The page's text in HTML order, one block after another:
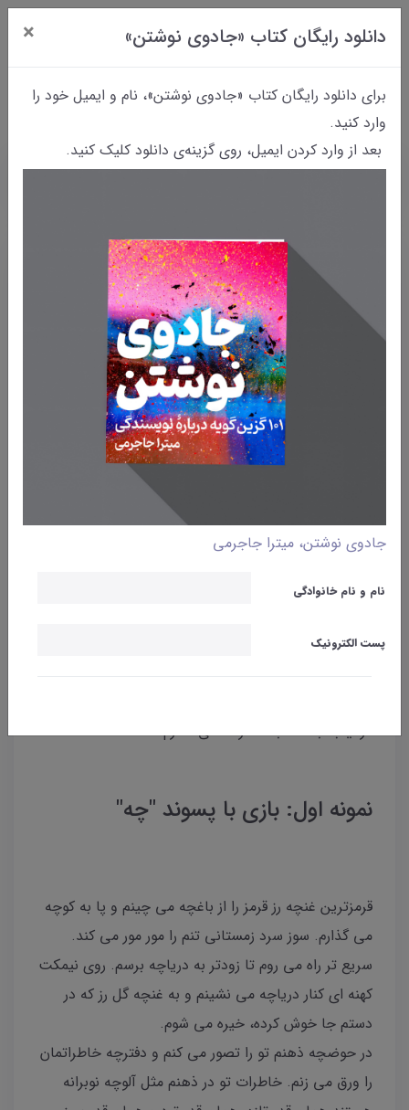
دانلود رایگان کتاب «جادوی نوشتن» ×
برای دانلود رایگان کتاب «جادوی نوشتن»، نام و ایمیل خود را
وارد کنید.
بعد از وارد کردن ایمیل، روی گزینه‌ی دانلود کلیک کنید.
جادوی نوشتن، میترا جاجرمی
نام و نام خانوادگی
پست الکترونیک
تمرین پسوندبازی
ختم می شوند استفاده می کنیم‌ و سعی می کنیم متن
در اینجا با شما به اشتراک می گذارم.
نمونه اول: بازی با پسوند "چه"
قرمزترین غنچه رز قرمز را از باغچه می چینم و پا به کوچه
می گذارم. سوز سرد زمستانی تنم را مور مور می کند.
سریع تر راه می روم تا زودتر به دریاچه برسم. روی نیمکت
کهنه ای کنار دریاچه می نشینم و به غنچه گل رز که در
دستم جا خوش کرده، خیره می شوم.
در حوضچه ذهنم تو را تصور می کنم و دفترچه خاطراتمان
را ورق می زنم. خاطرات تو در ذهنم مثل آلوچه نوبرانه